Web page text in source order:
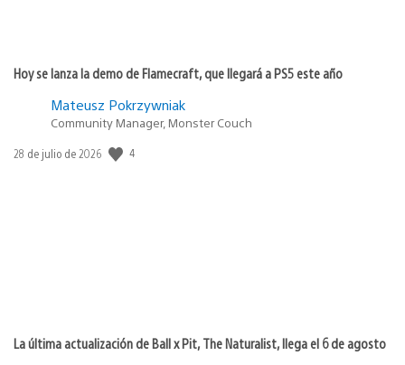
Hoy se lanza la demo de Flamecraft, que llegará a PS5 este año
Mateusz Pokrzywniak
Community Manager, Monster Couch
Fecha
28 de julio de 2026 4
La última actualización de Ball x Pit, The Naturalist, llega el 6 de agosto